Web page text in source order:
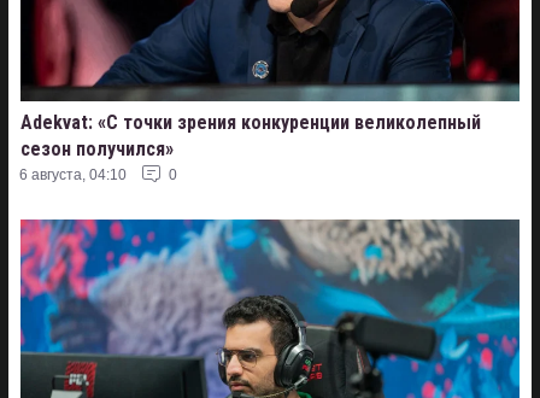
Adekvat: «С точки зрения конкуренции великолепный
сезон получился»
6 августа, 04:10 0